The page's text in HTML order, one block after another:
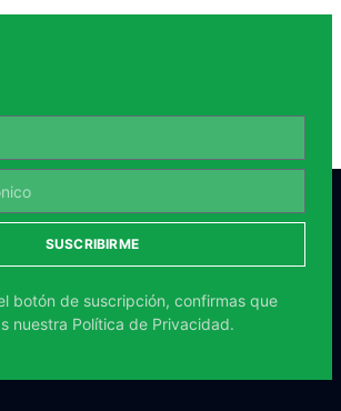
SUSCRIBIRME
botón de suscripción, confirmas que
nuestra Política de Privacidad.